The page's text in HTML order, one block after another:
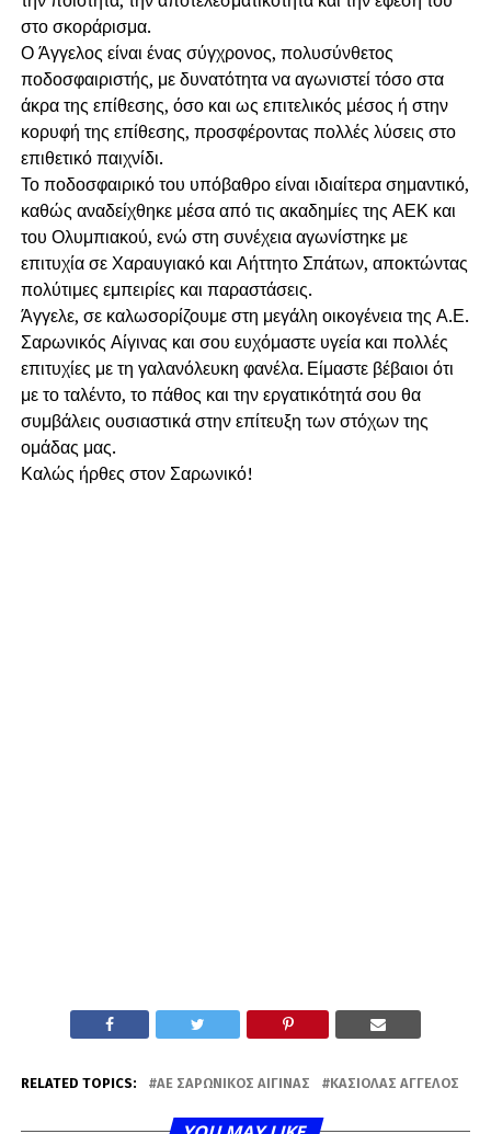
στο σκοράρισμα.
Ο Άγγελος είναι ένας σύγχρονος, πολυσύνθετος
ποδοσφαιριστής, με δυνατότητα να αγωνιστεί τόσο στα
άκρα της επίθεσης, όσο και ως επιτελικός μέσος ή στην
κορυφή της επίθεσης, προσφέροντας πολλές λύσεις στο
επιθετικό παιχνίδι.
Το ποδοσφαιρικό του υπόβαθρο είναι ιδιαίτερα σημαντικό,
καθώς αναδείχθηκε μέσα από τις ακαδημίες της ΑΕΚ και
του Ολυμπιακού, ενώ στη συνέχεια αγωνίστηκε με
επιτυχία σε Χαραυγιακό και Αήττητο Σπάτων, αποκτώντας
πολύτιμες εμπειρίες και παραστάσεις.
Άγγελε, σε καλωσορίζουμε στη μεγάλη οικογένεια της Α.Ε.
Σαρωνικός Αίγινας και σου ευχόμαστε υγεία και πολλές
επιτυχίες με τη γαλανόλευκη φανέλα. Είμαστε βέβαιοι ότι
με το ταλέντο, το πάθος και την εργατικότητά σου θα
συμβάλεις ουσιαστικά στην επίτευξη των στόχων της
ομάδας μας.
Καλώς ήρθες στον Σαρωνικό!
RELATED TOPICS: AE ΣΑΡΩΝΙΚΌΣ ΑΊΓΙΝΑΣ ΚΑΣΙΌΛΑΣ ΆΓΓΕΛΟΣ